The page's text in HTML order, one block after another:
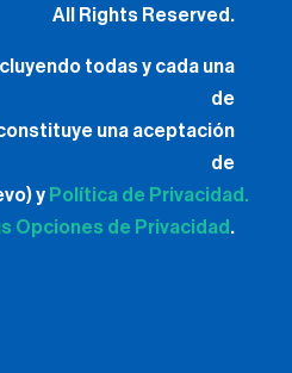
All Rights Reserved.
todas y cada una
de
una aceptación
de
y Política de Privacidad.
Opciones de Privacidad .